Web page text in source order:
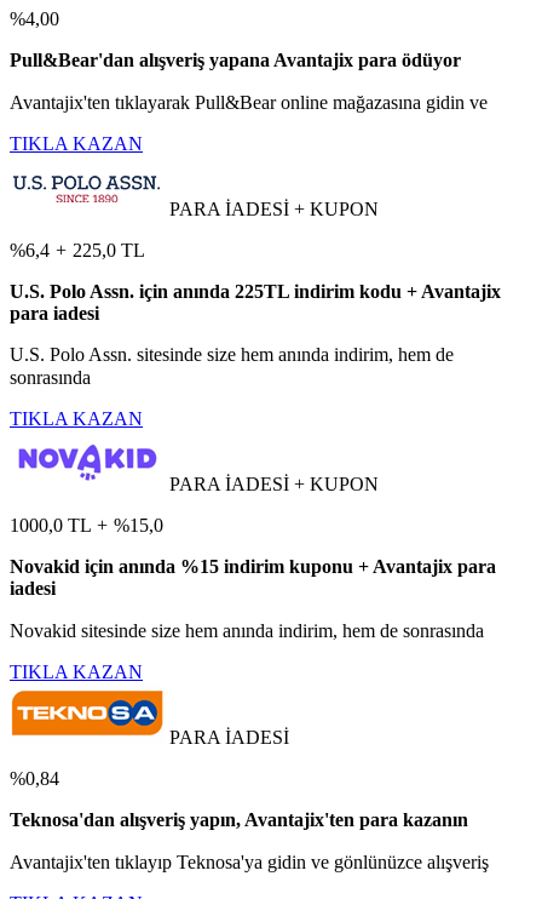
%4,00
Pull&Bear'dan alışveriş yapana Avantajix para ödüyor
Avantajix'ten tıklayarak Pull&Bear online mağazasına gidin ve
TIKLA KAZAN
PARA İADESİ + KUPON
%6,4 + 225,0 TL
U.S. Polo Assn. için anında 225TL indirim kodu + Avantajix
para iadesi
U.S. Polo Assn. sitesinde size hem anında indirim, hem de
sonrasında
TIKLA KAZAN
PARA İADESİ + KUPON
1000,0 TL + %15,0
Novakid için anında %15 indirim kuponu + Avantajix para
iadesi
Novakid sitesinde size hem anında indirim, hem de sonrasında
TIKLA KAZAN
PARA İADESİ
%0,84
Teknosa'dan alışveriş yapın, Avantajix'ten para kazanın
Avantajix'ten tıklayıp Teknosa'ya gidin ve gönlünüzce alışveriş